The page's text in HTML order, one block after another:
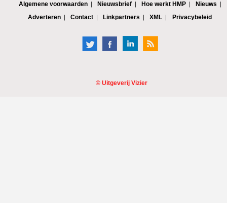
Algemene voorwaarden Nieuwsbrief Hoe werkt HMP
Nieuws
Adverteren
Contact Linkpartners XML Privacybeleid
© Uitgeverij Vizier